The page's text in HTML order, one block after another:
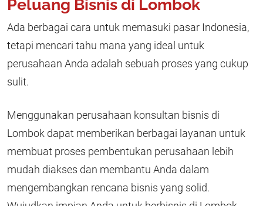
Peluang Bisnis di Lombok
Ada berbagai cara untuk memasuki pasar Indonesia,
tetapi mencari tahu mana yang ideal untuk
perusahaan Anda adalah sebuah proses yang cukup
sulit.
Menggunakan perusahaan konsultan bisnis di
Lombok dapat memberikan berbagai layanan untuk
membuat proses pembentukan perusahaan lebih
mudah diakses dan membantu Anda dalam
mengembangkan rencana bisnis yang solid.